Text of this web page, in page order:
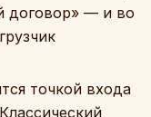
договор» — и во
точкой входа